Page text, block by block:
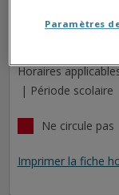
Cet arrêt n'est pas
Horaires
| Période scolaire
Ne circule pas
Imprimer la fiche
Paramètres